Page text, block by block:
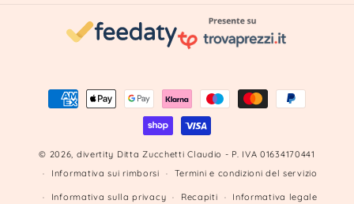
Metodi
© 2026, divertity Ditta Zucchetti Claudio - P. IVA 01634170441
Informativa sui rimborsi
Termini e condizioni del servizio
Informativa sulla privacy Recapiti Informativa legale